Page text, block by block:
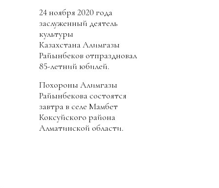
24 ноября 2020 года
заслуженный деятель
культуры
Казахстана Алимгазы
Райынбеков отпраздновал
85-летний юбилей.
Похороны Алимгазы
Райынбекова состоятся
завтра в селе Мамбет
Коксуйского района
Алматинской области.